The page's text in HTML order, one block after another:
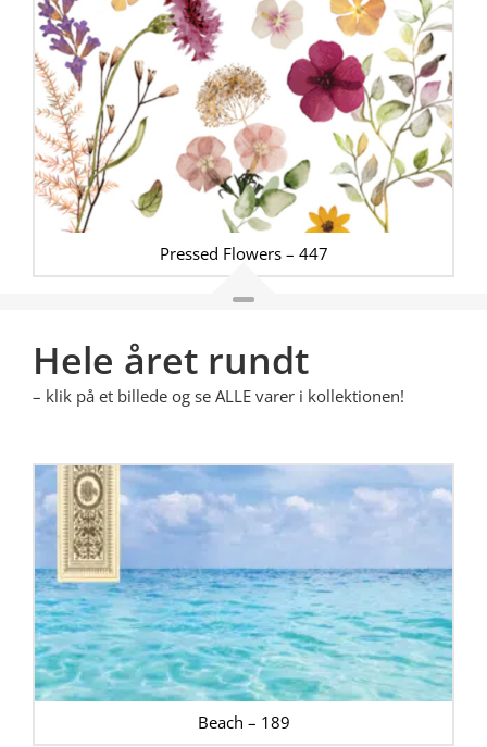
Pressed Flowers – 447
Hele året rundt
– klik på et billede og se ALLE varer i kollektionen!
Beach – 189